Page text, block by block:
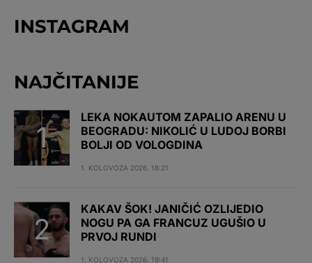
INSTAGRAM
NAJČITANIJE
LEKA NOKAUTOM ZAPALIO ARENU U
BEOGRADU: NIKOLIĆ U LUDOJ BORBI
BOLJI OD VOLOGDINA
1. KOLOVOZA 2026. 18:21
KAKAV ŠOK! JANIČIĆ OZLIJEDIO
NOGU PA GA FRANCUZ UGUŠIO U
PRVOJ RUNDI
1. KOLOVOZA 2026. 19:41